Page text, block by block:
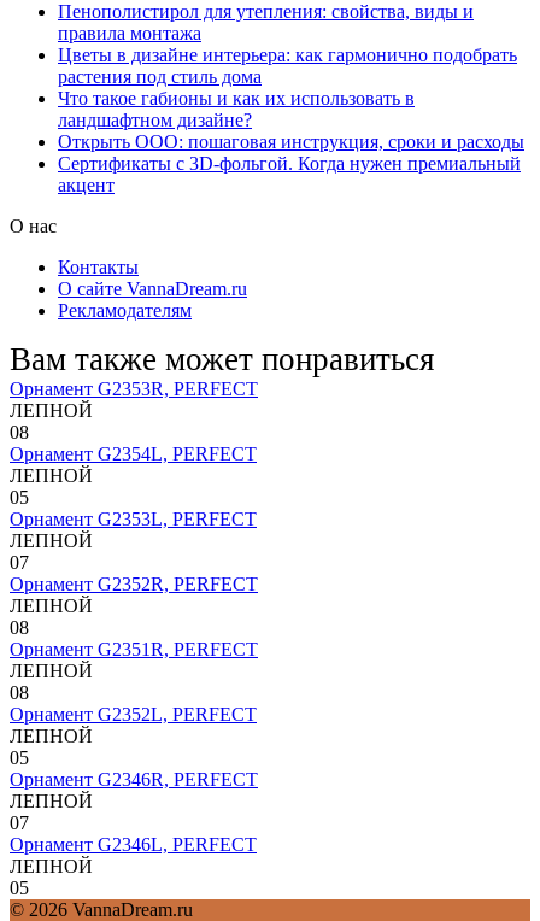
Пенополистирол для утепления: свойства, виды и
правила монтажа
Цветы в дизайне интерьера: как гармонично подобрать
растения под стиль дома
Что такое габионы и как их использовать в
ландшафтном дизайне?
Открыть ООО: пошаговая инструкция, сроки и расходы
Сертификаты с 3D-фольгой. Когда нужен премиальный
акцент
О нас
Контакты
О сайте VannaDream.ru
Рекламодателям
Вам также может понравиться
Орнамент G2353R, PERFECT
ЛЕПНОЙ
08
Орнамент G2354L, PERFECT
ЛЕПНОЙ
05
Орнамент G2353L, PERFECT
ЛЕПНОЙ
07
Орнамент G2352R, PERFECT
ЛЕПНОЙ
08
Орнамент G2351R, PERFECT
ЛЕПНОЙ
08
Орнамент G2352L, PERFECT
ЛЕПНОЙ
05
Орнамент G2346R, PERFECT
ЛЕПНОЙ
07
Орнамент G2346L, PERFECT
ЛЕПНОЙ
05
© 2026 VannaDream.ru